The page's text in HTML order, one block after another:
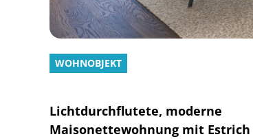
WOHNOBJEKT
Lichtdurchflutete, moderne
Maisonettewohnung mit Estrich